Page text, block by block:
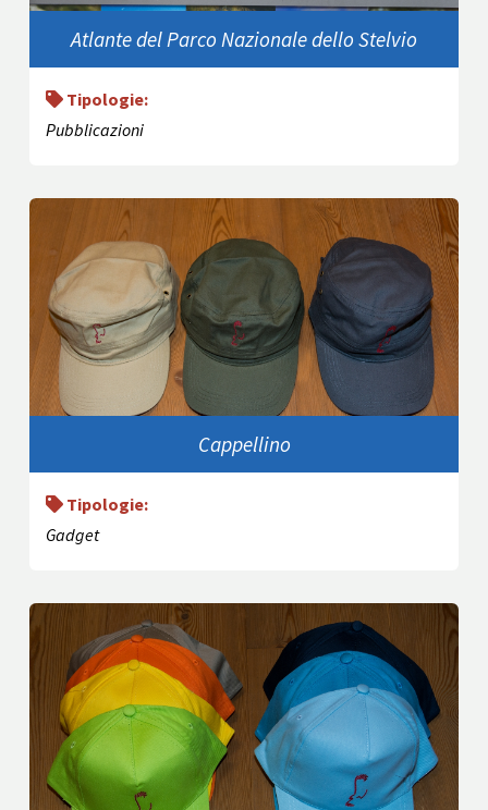
Atlante del Parco Nazionale dello Stelvio
Tipologie:
Pubblicazioni
Cappellino
Tipologie:
Gadget